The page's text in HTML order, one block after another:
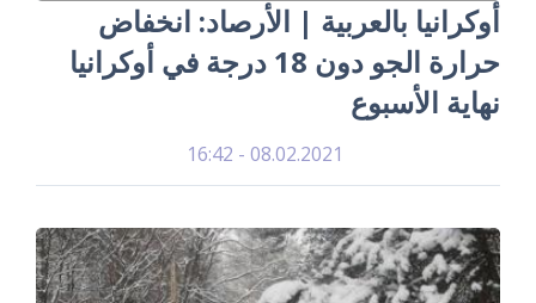
أوكرانيا بالعربية | الأرصاد: انخفاض
حرارة الجو دون 18 درجة في أوكرانيا
نهاية الأسبوع
08.02.2021 - 16:42